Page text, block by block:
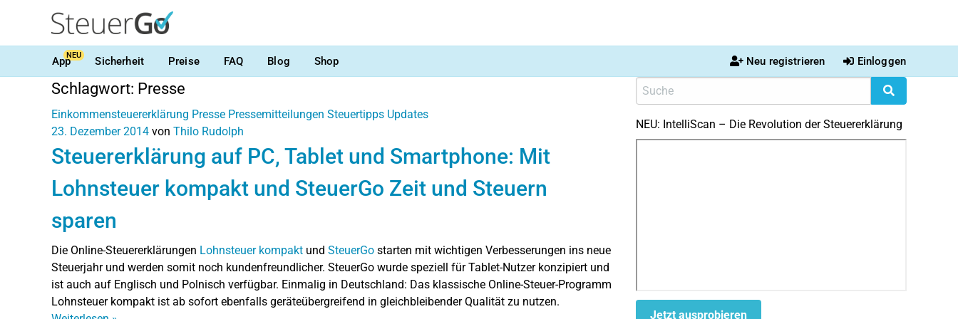
AppNEU Sicherheit Preise FAQ Blog Shop Neu registrieren Einloggen
Schlagwort: Presse
Einkommensteuererklärung Presse Pressemitteilungen Steuertipps Updates
23. Dezember 2014 von Thilo Rudolph
Steuererklärung auf PC, Tablet und Smartphone: Mit
Lohnsteuer kompakt und SteuerGo Zeit und Steuern
sparen
Die Online-Steuererklärungen Lohnsteuer kompakt und SteuerGo starten mit wichtigen Verbesserungen ins neue
Steuerjahr und werden somit noch kundenfreundlicher. SteuerGo wurde speziell für Tablet-Nutzer konzipiert und
ist auch auf Englisch und Polnisch verfügbar. Einmalig in Deutschland: Das klassische Online-Steuer-Programm
Lohnsteuer kompakt ist ab sofort ebenfalls geräteübergreifend in gleichbleibender Qualität zu nutzen.
NEU: IntelliScan – Die Revolution der Steuererklärung
Jetzt ausprobieren